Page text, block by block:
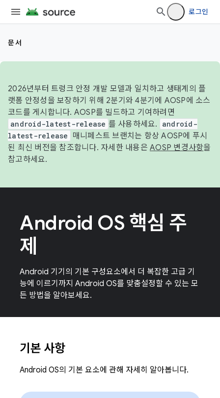
로그인
문서
2026년부터 트렁크 안정 개발 모델과 일치하고 생태계의 플
랫폼 안정성을 보장하기 위해 2분기와 4분기에 AOSP에 소스
코드를 게시합니다. AOSP를 빌드하고 기여하려면
android-latest-release 를 사용하세요.
android-
latest-release
매니페스트 브랜치는 항상 AOSP에 푸시
된 최신 버전을 참조합니다. 자세한 내용은 AOSP 변경사항을
참고하세요.
Android OS 핵심 주
제
Android 기기의 기본 구성요소에서 더 복잡한 고급 기
능에 이르기까지 Android OS를 맞춤설정할 수 있는 모
든 방법을 알아보세요.
기본 사항
Android OS의 기본 요소에 관해 자세히 알아봅니다.